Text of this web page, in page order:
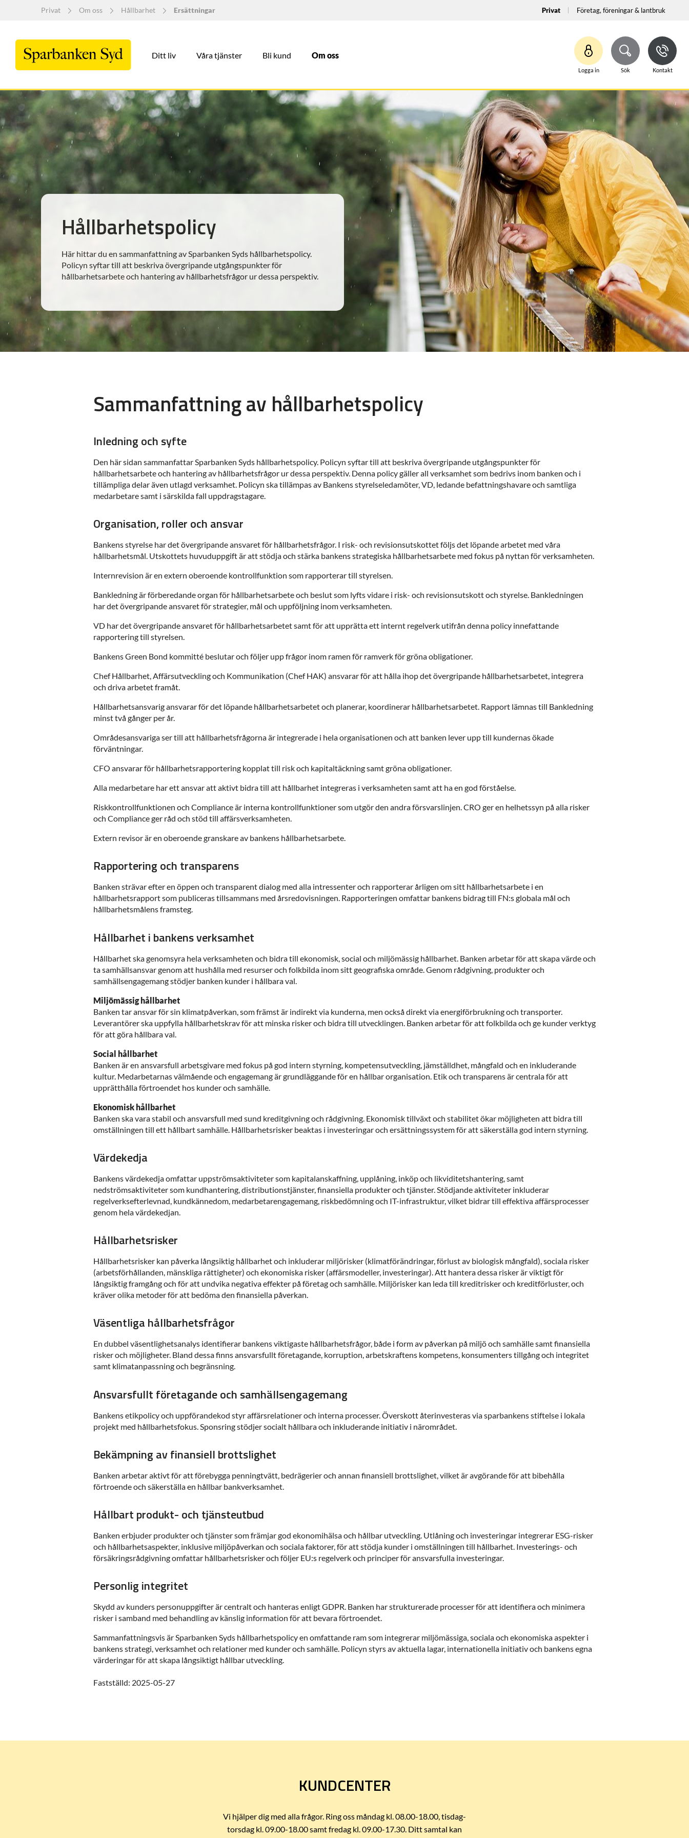
Privat Om oss Hållbarhet Ersättningar Privat Företag, föreningar & lantbruk
Ditt liv Våra tjänster Bli kund Om oss
Logga in Sök Kontakt
Hållbarhetspolicy
Här hittar du en sammanfattning av Sparbanken Syds hållbarhetspolicy.
Policyn syftar till att beskriva övergripande utgångspunkter för
hållbarhetsarbete och hantering av hållbarhetsfrågor ur dessa perspektiv.
Sammanfattning av hållbarhetspolicy
Inledning och syfte
Den här sidan sammanfattar Sparbanken Syds hållbarhetspolicy. Policyn syftar till att beskriva övergripande utgångspunkter för
hållbarhetsarbete och hantering av hållbarhetsfrågor ur dessa perspektiv. Denna policy gäller all verksamhet som bedrivs inom banken och i
tillämpliga delar även utlagd verksamhet. Policyn ska tillämpas av Bankens styrelseledamöter, VD, ledande befattningshavare och samtliga
medarbetare samt i särskilda fall uppdragstagare.
Organisation, roller och ansvar
Bankens styrelse har det övergripande ansvaret för hållbarhetsfrågor. I risk- och revisionsutskottet följs det löpande arbetet med våra
hållbarhetsmål. Utskottets huvuduppgift är att stödja och stärka bankens strategiska hållbarhetsarbete med fokus på nyttan för verksamheten.
Internrevision är en extern oberoende kontrollfunktion som rapporterar till styrelsen.
Bankledning är förberedande organ för hållbarhetsarbete och beslut som lyfts vidare i risk- och revisionsutskott och styrelse. Bankledningen
har det övergripande ansvaret för strategier, mål och uppföljning inom verksamheten.
VD har det övergripande ansvaret för hållbarhetsarbetet samt för att upprätta ett internt regelverk utifrån denna policy innefattande
rapportering till styrelsen.
Bankens Green Bond kommitté beslutar och följer upp frågor inom ramen för ramverk för gröna obligationer.
Chef Hållbarhet, Affärsutveckling och Kommunikation (Chef HAK) ansvarar för att hålla ihop det övergripande hållbarhetsarbetet, integrera
och driva arbetet framåt.
Hållbarhetsansvarig ansvarar för det löpande hållbarhetsarbetet och planerar, koordinerar hållbarhetsarbetet. Rapport lämnas till Bankledning
minst två gånger per år.
Områdesansvariga ser till att hållbarhetsfrågorna är integrerade i hela organisationen och att banken lever upp till kundernas ökade
förväntningar.
CFO ansvarar för hållbarhetsrapportering kopplat till risk och kapitaltäckning samt gröna obligationer.
Alla medarbetare har ett ansvar att aktivt bidra till att hållbarhet integreras i verksamheten samt att ha en god förståelse.
Riskkontrollfunktionen och Compliance är interna kontrollfunktioner som utgör den andra försvarslinjen. CRO ger en helhetssyn på alla risker
och Compliance ger råd och stöd till affärsverksamheten.
Extern revisor är en oberoende granskare av bankens hållbarhetsarbete.
Rapportering och transparens
Banken strävar efter en öppen och transparent dialog med alla intressenter och rapporterar årligen om sitt hållbarhetsarbete i en
hållbarhetsrapport som publiceras tillsammans med årsredovisningen. Rapporteringen omfattar bankens bidrag till FN:s globala mål och
hållbarhetsmålens framsteg.
Hållbarhet i bankens verksamhet
Hållbarhet ska genomsyra hela verksamheten och bidra till ekonomisk, social och miljömässig hållbarhet. Banken arbetar för att skapa värde och
ta samhällsansvar genom att hushålla med resurser och folkbilda inom sitt geografiska område. Genom rådgivning, produkter och
samhällsengagemang stödjer banken kunder i hållbara val.
Miljömässig hållbarhet
Banken tar ansvar för sin klimatpåverkan, som främst är indirekt via kunderna, men också direkt via energiförbrukning och transporter.
Leverantörer ska uppfylla hållbarhetskrav för att minska risker och bidra till utvecklingen. Banken arbetar för att folkbilda och ge kunder verktyg
för att göra hållbara val.
Social hållbarhet
Banken är en ansvarsfull arbetsgivare med fokus på god intern styrning, kompetensutveckling, jämställdhet, mångfald och en inkluderande
kultur. Medarbetarnas välmående och engagemang är grundläggande för en hållbar organisation. Etik och transparens är centrala för att
upprätthålla förtroendet hos kunder och samhälle.
Ekonomisk hållbarhet
Banken ska vara stabil och ansvarsfull med sund kreditgivning och rådgivning. Ekonomisk tillväxt och stabilitet ökar möjligheten att bidra till
omställningen till ett hållbart samhälle. Hållbarhetsrisker beaktas i investeringar och ersättningssystem för att säkerställa god intern styrning.
Värdekedja
Bankens värdekedja omfattar uppströmsaktiviteter som kapitalanskaffning, upplåning, inköp och likviditetshantering, samt
nedströmsaktiviteter som kundhantering, distributionstjänster, finansiella produkter och tjänster. Stödjande aktiviteter inkluderar
regelverksefterlevnad, kundkännedom, medarbetarengagemang, riskbedömning och IT-infrastruktur, vilket bidrar till effektiva affärsprocesser
genom hela värdekedjan.
Hållbarhetsrisker
Hållbarhetsrisker kan påverka långsiktig hållbarhet och inkluderar miljörisker (klimatförändringar, förlust av biologisk mångfald), sociala risker
(arbetsförhållanden, mänskliga rättigheter) och ekonomiska risker (affärsmodeller, investeringar). Att hantera dessa risker är viktigt för
långsiktig framgång och för att undvika negativa effekter på företag och samhälle. Miljörisker kan leda till kreditrisker och kreditförluster, och
kräver olika metoder för att bedöma den finansiella påverkan.
Väsentliga hållbarhetsfrågor
En dubbel väsentlighetsanalys identifierar bankens viktigaste hållbarhetsfrågor, både i form av påverkan på miljö och samhälle samt finansiella
risker och möjligheter. Bland dessa finns ansvarsfullt företagande, korruption, arbetskraftens kompetens, konsumenters tillgång och integritet
samt klimatanpassning och begränsning.
Ansvarsfullt företagande och samhällsengagemang
Bankens etikpolicy och uppförandekod styr affärsrelationer och interna processer. Överskott återinvesteras via sparbankens stiftelse i lokala
projekt med hållbarhetsfokus. Sponsring stödjer socialt hållbara och inkluderande initiativ i närområdet.
Bekämpning av finansiell brottslighet
Banken arbetar aktivt för att förebygga penningtvätt, bedrägerier och annan finansiell brottslighet, vilket är avgörande för att bibehålla
förtroende och säkerställa en hållbar bankverksamhet.
Hållbart produkt- och tjänsteutbud
Banken erbjuder produkter och tjänster som främjar god ekonomihälsa och hållbar utveckling. Utlåning och investeringar integrerar ESG-risker
och hållbarhetsaspekter, inklusive miljöpåverkan och sociala faktorer, för att stödja kunder i omställningen till hållbarhet. Investerings- och
försäkringsrådgivning omfattar hållbarhetsrisker och följer EU:s regelverk och principer för ansvarsfulla investeringar.
Personlig integritet
Skydd av kunders personuppgifter är centralt och hanteras enligt GDPR. Banken har strukturerade processer för att identifiera och minimera
risker i samband med behandling av känslig information för att bevara förtroendet.
Sammanfattningsvis är Sparbanken Syds hållbarhetspolicy en omfattande ram som integrerar miljömässiga, sociala och ekonomiska aspekter i
bankens strategi, verksamhet och relationer med kunder och samhälle. Policyn styrs av aktuella lagar, internationella initiativ och bankens egna
värderingar för att skapa långsiktigt hållbar utveckling.
Fastställd: 2025-05-27
KUNDCENTER
Vi hjälper dig med alla frågor. Ring oss måndag kl. 08.00-18.00, tisdag-
torsdag kl. 09.00-18.00 samt fredag kl. 09.00-17.30. Ditt samtal kan